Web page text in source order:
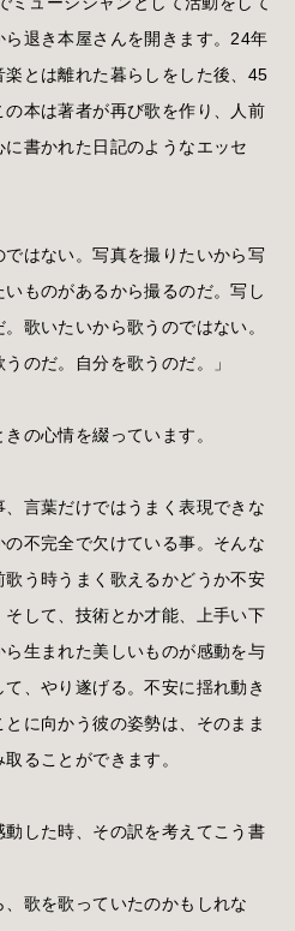
退き本屋さんを開きます。24年
とは離れた暮らしをした後、45
本は著者が再び歌を作り、人前
書かれた日記のようなエッセ
ではない。写真を撮りたいから写
ものがあるから撮るのだ。写し
歌いたいから歌うのではない。
のだ。自分を歌うのだ。」
の心情を綴っています。
言葉だけではうまく表現できな
不完全で欠けている事。そんな
う時うまく歌えるかどうか不安
して、技術とか才能、上手い下
生まれた美しいものが感動を与
、やり遂げる。不安に揺れ動き
に向かう彼の姿勢は、そのまま
ることができます。
した時、その訳を考えてこう書
、歌を歌っていたのかもしれな